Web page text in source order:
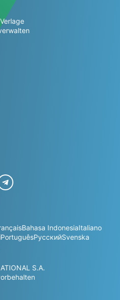
Bahasa IndonesiaItaliano
PortuguêsРусскийSvenska
S.A.